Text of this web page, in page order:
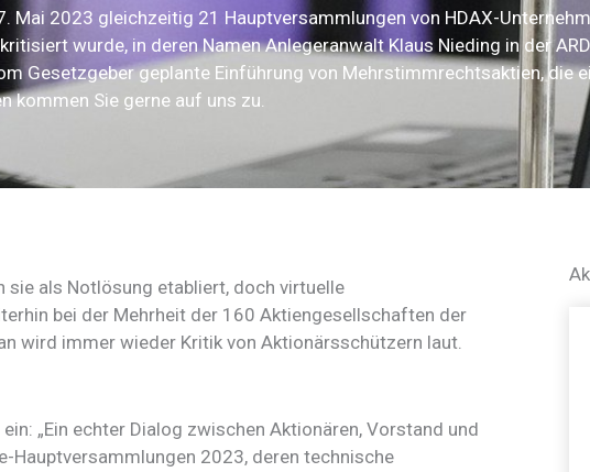
Mai 2023 gleichzeitig 21 Hauptversammlungen von HDAX-
wurde, in deren Namen Anlegeranwalt Klaus Nieding in der
Gesetzgeber geplante Einführung von Mehrstimmrechtsaktien, die
kommen Sie gerne auf uns zu.
sie als Notlösung etabliert, doch virtuelle
bei der Mehrheit der 160 Aktiengesellschaften der
wird immer wieder Kritik von Aktionärsschützern laut.
„Ein echter Dialog zwischen Aktionären, Vorstand und
Hauptversammlungen 2023, deren technische